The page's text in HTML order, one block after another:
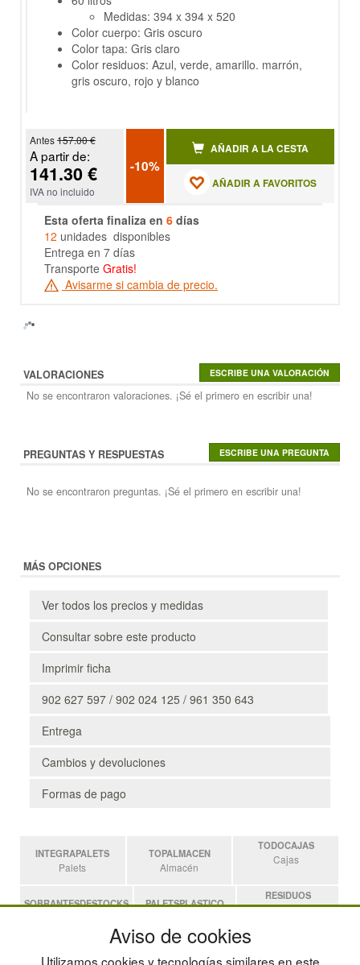
Medidas: 394 x 394 x 520
Color cuerpo: Gris oscuro
Color tapa: Gris claro
Color residuos: Azul, verde, amarillo. marrón,
gris oscuro, rojo y blanco
Antes157.00 €
A partir de:
141.30 €
IVA no incluido
-10%
AÑADIR A LA CESTA
AÑADIR A FAVORITOS
Esta oferta finaliza en 6 días
12 unidades disponibles
Entrega en 7 días
Transporte Gratis!
Avisarme si cambia de precio.
VALORACIONES
No se encontraron valoraciones. ¡Sé el primero en escribir una!
PREGUNTAS Y RESPUESTAS
No se encontraron preguntas. ¡Sé el primero en escribir una!
MÁS OPCIONES
Ver todos los precios y medidas
Consultar sobre este producto
Imprimir ficha
902 627 597 / 902 024 125 / 961 350 643
Entrega
Cambios y devoluciones
Formas de pago
INTEGRAPALETS
Palets
TOPALMACEN
Almacén
TODOCAJAS
Cajas
SOBRANTESDESTOCKS PALETSPLASTICO
RESIDUOS
Residuos
Aviso de cookies
Utilizamos cookies y tecnologías similares en este